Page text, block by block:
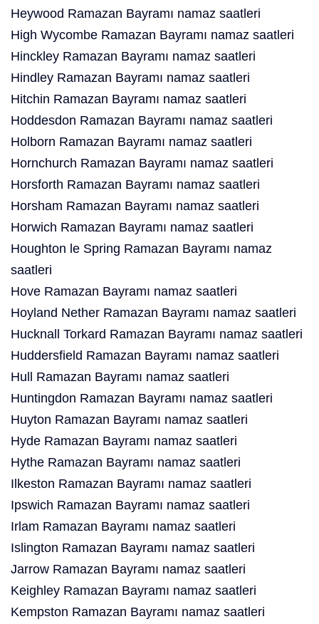
Heywood Ramazan Bayramı namaz saatleri
High Wycombe Ramazan Bayramı namaz saatleri
Hinckley Ramazan Bayramı namaz saatleri
Hindley Ramazan Bayramı namaz saatleri
Hitchin Ramazan Bayramı namaz saatleri
Hoddesdon Ramazan Bayramı namaz saatleri
Holborn Ramazan Bayramı namaz saatleri
Hornchurch Ramazan Bayramı namaz saatleri
Horsforth Ramazan Bayramı namaz saatleri
Horsham Ramazan Bayramı namaz saatleri
Horwich Ramazan Bayramı namaz saatleri
Houghton le Spring Ramazan Bayramı namaz
saatleri
Hove Ramazan Bayramı namaz saatleri
Hoyland Nether Ramazan Bayramı namaz saatleri
Hucknall Torkard Ramazan Bayramı namaz saatleri
Huddersfield Ramazan Bayramı namaz saatleri
Hull Ramazan Bayramı namaz saatleri
Huntingdon Ramazan Bayramı namaz saatleri
Huyton Ramazan Bayramı namaz saatleri
Hyde Ramazan Bayramı namaz saatleri
Hythe Ramazan Bayramı namaz saatleri
Ilkeston Ramazan Bayramı namaz saatleri
Ipswich Ramazan Bayramı namaz saatleri
Irlam Ramazan Bayramı namaz saatleri
Islington Ramazan Bayramı namaz saatleri
Jarrow Ramazan Bayramı namaz saatleri
Keighley Ramazan Bayramı namaz saatleri
Kempston Ramazan Bayramı namaz saatleri